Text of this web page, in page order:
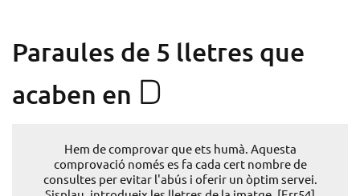
Paraules de 5 lletres que
acaben en D
Hem de comprovar que ets humà. Aquesta
comprovació només es fa cada cert nombre de
consultes per evitar l'abús i oferir un òptim servei.